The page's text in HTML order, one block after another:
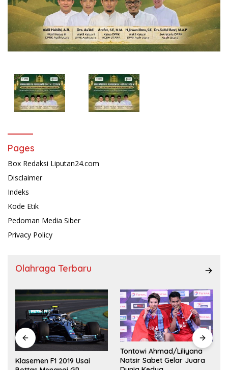
Pages
Box Redaksi Liputan24.com
Disclaimer
Indeks
Kode Etik
Pedoman Media Siber
Privacy Policy
Olahraga Terbaru
Klasemen F1 2019 Usai
Tontowi Ahmad/Liliyana
Natsir Sabet Gelar Juara